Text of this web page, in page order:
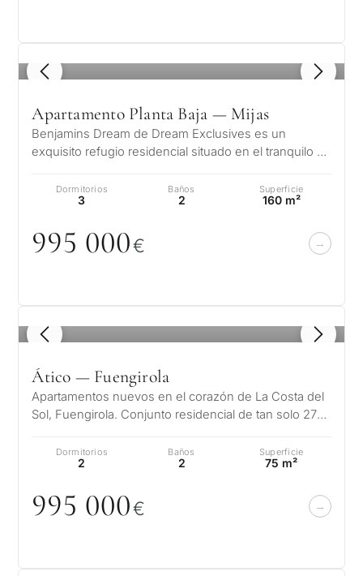
1 / 8
Apartamento Planta Baja — Mijas
Benjamins Dream de Dream Exclusives es un
exquisito refugio residencial situado en el tranquilo y
Dormitorios
3
Baños
2
Superficie
160 m²
995 000€
1 / 8
Ático — Fuengirola
Apartamentos nuevos en el corazón de La Costa del
Sol, Fuengirola. Conjunto residencial de tan solo 27
Dormitorios
2
Baños
2
Superficie
75 m²
995 000€